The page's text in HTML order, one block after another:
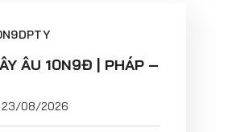
ÂU 10N9Đ | PHÁP –
23/08/2026